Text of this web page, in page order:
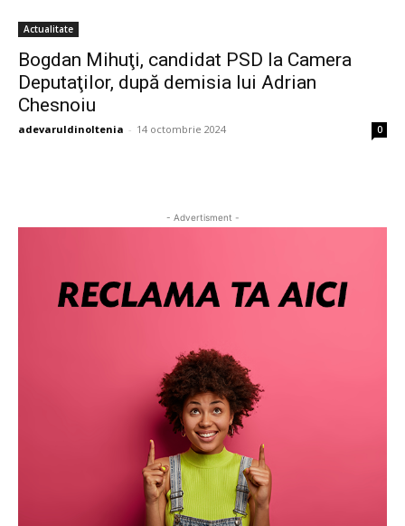
Actualitate
Bogdan Mihuţi, candidat PSD la Camera
Deputaţilor, după demisia lui Adrian
Chesnoiu
adevaruldinoltenia - 14 octombrie 2024 0
- Advertisment -